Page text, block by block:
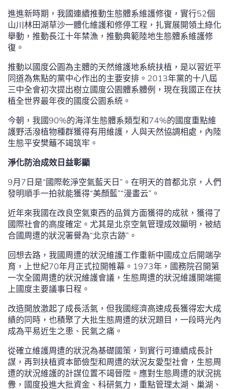
進進新時期，我國連續推動生態體系維護修復，實行52個
山川林田湖草沙一體化維護和修停工程，扎實展開領土綠化
舉動，推動長江十年禁漁，推動典範陸地生態體系維護修
復。
推動以國度公園為主體的天然維護地系統扶植，是以習近平
同道為焦點的黨中心作出的主要安排。2013年黨的十八屆
三中全會初次提出樹立國度公園體系體例，現在我國正在扶
植全世界最年夜的國度公園系統。
今朝，我國90%的海洋生態體系類型和74%的國度重點維
護野活潑植物種群獲得有用維護，人與天然協調相處，內陸
生態平安樊籬不竭筑牢。
淨化防治成效日益彰顯
9月7日是“國際乾淨空氣藍天日”。在明天的首都北京，人們
發明順手一拍就能獲得“美顏藍”“漫畫云”。
近年來我國在改良空氣東西的品質方面獲得的成就，獲得了
國際社會的高度確定。尤其是北京空氣管理成效顯明，被結
合國周遭的狀況署譽為“北京古跡”。
回想去路，我國周遭的狀況維護工作重新中國成立后開端孕
育，上世紀70年月正式拉開帷幕。1973年，國務院召開第
一次全國周遭的狀況維護會議，生態周遭的狀況維護開端擺
上國度主要議事日程。
改造開放激起了成長活氣，但我國經濟高速成長獲得宏大成
績的同時，也積聚了大批生態周遭的狀況題目，一段時光內
成為平易近生之患、民氣之痛。
從確立維護周遭的狀況為基礎國策，到實行可連續成長計
謀，再到扶植資本節儉型和周遭的狀況友愛型社會，生態周
遭的狀況維護的計謀位置不竭晉陞。應對生態周遭的狀況挑
釁，國度投進大批資金、科研氣力，重點管理太湖、巢湖、